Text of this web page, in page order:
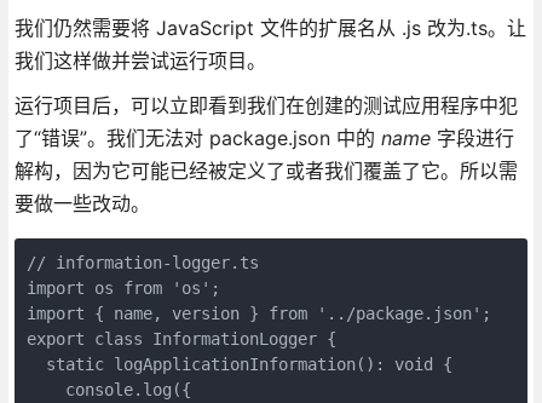
我们仍然需要将 JavaScript 文件的扩展名从 .js 改为.ts。让
我们这样做并尝试运行项目。
运行项目后，可以立即看到我们在创建的测试应用程序中犯
了“错误”。我们无法对 package.json 中的 name字段进行
解构，因为它可能已经被定义了或者我们覆盖了它。所以需
要做一些改动。
// information-logger.ts
import os from 'os';
import { name, version } from '../package.json';
export class InformationLogger {
  static logApplicationInformation(): void {
    console.log({